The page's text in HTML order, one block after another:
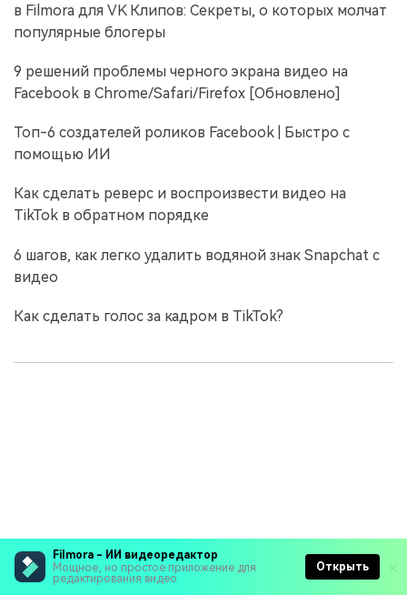
Filmora - ИИ видеоредактор
Мощное, но простое приложение для
редактирования видео
Открыть
в Filmora для VK Клипов: Секреты, о которых молчат
популярные блогеры
9 решений проблемы черного экрана видео на
Facebook в Chrome/Safari/Firefox [Обновлено]
Топ-6 создателей роликов Facebook | Быстро с
помощью ИИ
Как сделать реверс и воспроизвести видео на
TikTok в обратном порядке
6 шагов, как легко удалить водяной знак Snapchat с
видео
Как сделать голос за кадром в TikTok?